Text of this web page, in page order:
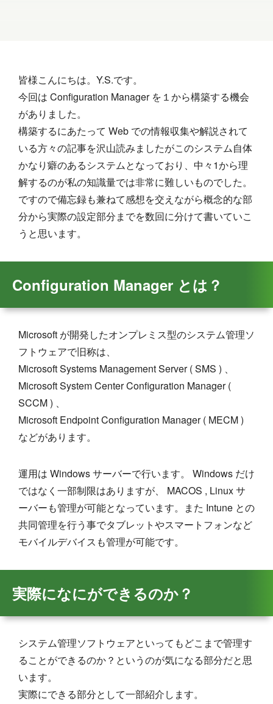
皆様こんにちは。Y.S.です。
今回は Configuration Manager を１から構築する機会
がありました。
構築するにあたって Web での情報収集や解説されて
いる方々の記事を沢山読みましたがこのシステム自体
かなり癖のあるシステムとなっており、中々1から理
解するのが私の知識量では非常に難しいものでした。
ですので備忘録も兼ねて感想を交えながら概念的な部
分から実際の設定部分までを数回に分けて書いていこ
うと思います。
Configuration Manager とは？
Microsoft が開発したオンプレミス型のシステム管理ソ
フトウェアで旧称は、
Microsoft Systems Management Server ( SMS ) 、
Microsoft System Center Configuration Manager (
SCCM ) 、
Microsoft Endpoint Configuration Manager ( MECM )
などがあります。
運用は Windows サーバーで行います。 Windows だけ
ではなく一部制限はありますが、 MACOS , Linux サ
ーバーも管理が可能となっています。また Intune との
共同管理を行う事でタブレットやスマートフォンなど
モバイルデバイスも管理が可能です。
実際になにができるのか？
システム管理ソフトウェアといってもどこまで管理す
ることができるのか？というのが気になる部分だと思
います。
実際にできる部分として一部紹介します。